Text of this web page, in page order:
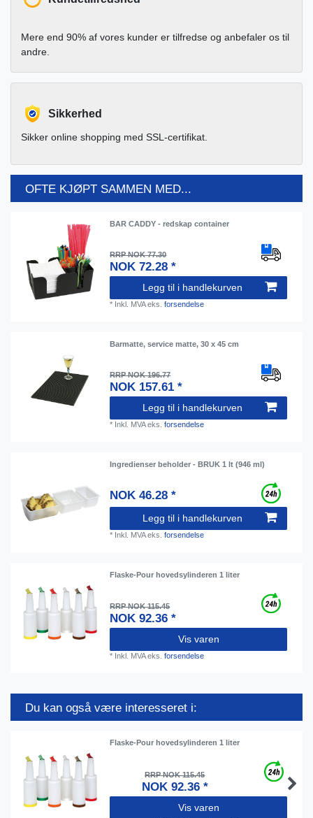
Mere end 90% af vores kunder er tilfredse og anbefaler os til
andre.
Sikkerhed
Sikker online shopping med SSL-certifikat.
OFTE KJØPT SAMMEN MED...
BAR CADDY - redskap container
RRP NOK 77.30
NOK 72.28 *
Legg til i handlekurven
* Inkl. MVAeks.forsendelse
Barmatte, service matte, 30 x 45 cm
RRP NOK 196.77
NOK 157.61 *
Legg til i handlekurven
* Inkl. MVAeks.forsendelse
Ingredienser beholder - BRUK 1 lt (946 ml)
NOK 46.28 *
Legg til i handlekurven
* Inkl. MVAeks.forsendelse
Flaske-Pour hovedsylinderen 1 liter
RRP NOK 115.45
NOK 92.36 *
Vis varen
* Inkl. MVAeks.forsendelse
Du kan også være interesseret i:
Flaske-Pour hovedsylinderen 1 liter
RRP NOK 115.45
NOK 92.36 *
Vis varen